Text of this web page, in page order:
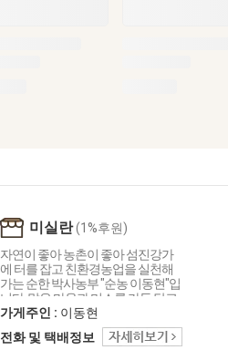
미실란(1%후원)
자연이 좋아 농촌이 좋아 섬진강가
에 터를 잡고 친환경농업을 실천해
가는 순한 박사농부 "순농 이동현"입
니다. 맑은 마음과 미소를 가득 담고
아름다운 세상을 살아가길 바라는
우리 두아들에게 좋은 먹거리와 환
경을 물려주고 싶은 농촌의 희망의
가게주인 : 이동현
전화 및 택배정보